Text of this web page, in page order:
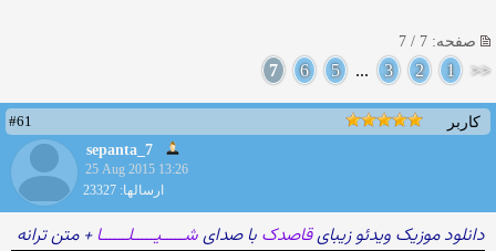
صفحه: 7 / 7
<<
1
2
3
...
5
6
7
کاربر
#61
sepanta_7
25 Aug 2015 13:26
ارسالها: 23327
دانلود موزیک ویدئو زیبایقاصدک با صدایشـــــیـــــلــــــا+ متن ترانه